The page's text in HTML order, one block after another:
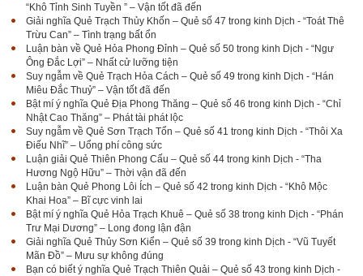
“Khô Tỉnh Sinh Tuyền ” – Vận tốt đã đến
Giải nghĩa Quẻ Trạch Thủy Khốn – Quẻ số 47 trong kinh Dịch - “Toát Thê
Trừu Can” – Tình trạng bất ổn
Luận bàn về Quẻ Hỏa Phong Đỉnh – Quẻ số 50 trong kinh Dịch - “Ngư
Ông Đắc Lợi” – Nhất cử lưỡng tiện
Suy ngẫm về Quẻ Trạch Hỏa Cách – Quẻ số 49 trong kinh Dịch - “Hán
Miêu Đắc Thuỷ” – Vận tốt đã đến
Bật mí ý nghĩa Quẻ Địa Phong Thăng – Quẻ số 46 trong kinh Dịch - “Chỉ
Nhật Cao Thăng” – Phát tài phát lộc
Suy ngẫm về Quẻ Sơn Trạch Tổn – Quẻ số 41 trong kinh Dịch - “Thôi Xa
Điếu Nhĩ” – Uổng phí công sức
Luận giải Quẻ Thiên Phong Cấu – Quẻ số 44 trong kinh Dịch - “Tha
Hương Ngộ Hữu” – Thời vận đã đến
Luận bàn Quẻ Phong Lôi Ích – Quẻ số 42 trong kinh Dịch - “Khô Mộc
Khai Hoa” – Bĩ cực vinh lai
Bật mí ý nghĩa Quẻ Hỏa Trạch Khuê – Quẻ số 38 trong kinh Dịch - “Phán
Trư Mại Dương” – Long đong lận đận
Giải nghĩa Quẻ Thủy Sơn Kiển – Quẻ số 39 trong kinh Dịch - “Vũ Tuyết
Mãn Đồ” – Mưu sự không đúng
Bạn có biết ý nghĩa Quẻ Trạch Thiên Quải – Quẻ số 43 trong kinh Dịch -